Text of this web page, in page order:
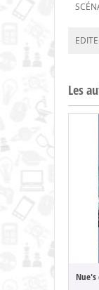
Les
Nue's